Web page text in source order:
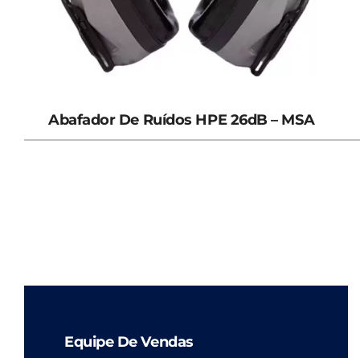
Abafador De Ruídos HPE 26dB – MSA
Equipe De Vendas